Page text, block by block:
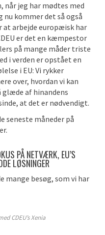
når jeg har mødtes med
nu kommer det så også
at arbejde europæisk har
er det en kæmpestor
på mange måder triste
i verden er opstået en
i EU: Vi rykker
over, hvordan vi kan
glæde af hinandens
at det er nødvendigt.
seneste måneder på
PÅ NETVÆRK, EU’S
LØSNINGER
mange besøg, som vi har
CDEU’s Xenia